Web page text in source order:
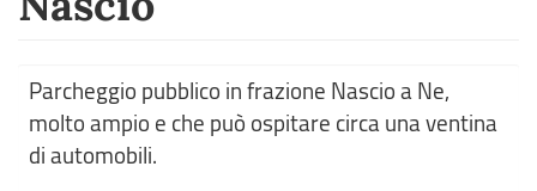
Parcheggio pubblico in frazione Nascio a Ne,
molto ampio e che può ospitare circa una ventina
di automobili.